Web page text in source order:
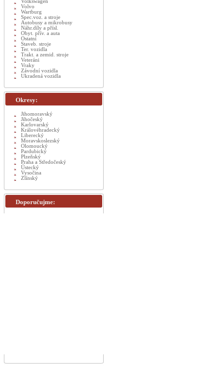
Volkswagen
Volvo
Wartburg
Spec.voz. a stroje
Autobusy a mikrobusy
Náhr.díly a přísl.
Obyt. přív. a auta
Ostatní
Staveb. stroje
Ter. vozidla
Trakt. a zemid. stroje
Veteráni
Vraky
Závodní vozidla
Ukradená vozidla
Okresy:
Jihomoravský
Jihočeský
Karlovarský
Královéhradecký
Liberecký
Moravskoslezský
Olomoucký
Pardubický
Plzeňský
Praha a Středočeský
Ústecký
Vysočina
Zlínský
Doporučujme: